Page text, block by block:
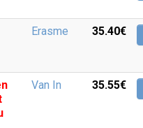
Erasme 35.40‎€
Van In 35.55‎€